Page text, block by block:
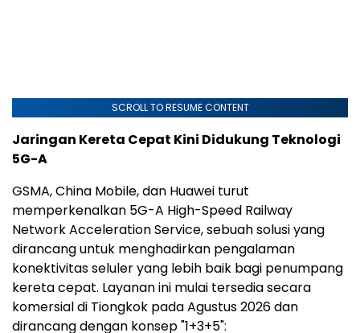
SCROLL TO RESUME CONTENT
Jaringan Kereta Cepat Kini Didukung Teknologi
5G-A
GSMA, China Mobile, dan Huawei turut
memperkenalkan 5G-A High-Speed Railway
Network Acceleration Service, sebuah solusi yang
dirancang untuk menghadirkan pengalaman
konektivitas seluler yang lebih baik bagi penumpang
kereta cepat. Layanan ini mulai tersedia secara
komersial di Tiongkok pada Agustus 2026 dan
dirancang dengan konsep "1+3+5":